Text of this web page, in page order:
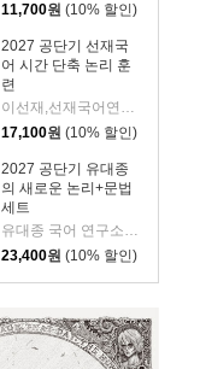
11,700원 (10% 할인)
2027 공단기 선재국
어 시간 단축 논리 훈
련
이선재,선재국어연구소 공편저
17,100원 (10% 할인)
2027 공단기 유대종
의 새로운 논리+문법
세트
유대종 국어 연구소 저
23,400원 (10% 할인)